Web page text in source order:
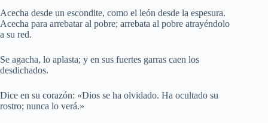
Acecha desde un escondite, como el león desde la espesura.
Acecha para arrebatar al pobre; arrebata al pobre atrayéndolo
a su red.
Se agacha, lo aplasta; y en sus fuertes garras caen los
desdichados.
Dice en su corazón: «Dios se ha olvidado. Ha ocultado su
rostro; nunca lo verá.»